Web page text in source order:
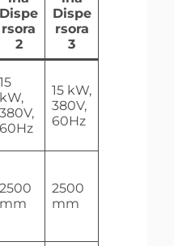
Dispe
rsora
2
Dispe
rsora
3
15
kW,
380V,
60Hz
15 kW,
380V,
60Hz
2500
mm
2500
mm